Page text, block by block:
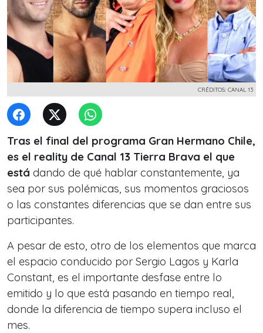
CRÉDITOS: CANAL 13
Tras el final del programa Gran Hermano Chile,
es el reality de Canal 13 Tierra Brava el que
está dando de qué hablar constantemente, ya
sea por sus polémicas, sus momentos graciosos
o las constantes diferencias que se dan entre sus
participantes.
A pesar de esto, otro de los elementos que marca
el espacio conducido por Sergio Lagos y Karla
Constant, es el importante desfase entre lo
emitido y lo que está pasando en tiempo real,
donde la diferencia de tiempo supera incluso el
mes.